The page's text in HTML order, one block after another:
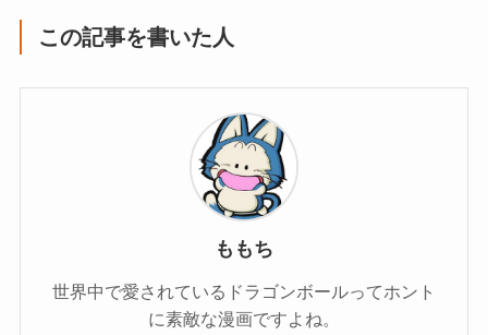
この記事を書いた人
ももち
世界中で愛されているドラゴンボールってホント
に素敵な漫画ですよね。